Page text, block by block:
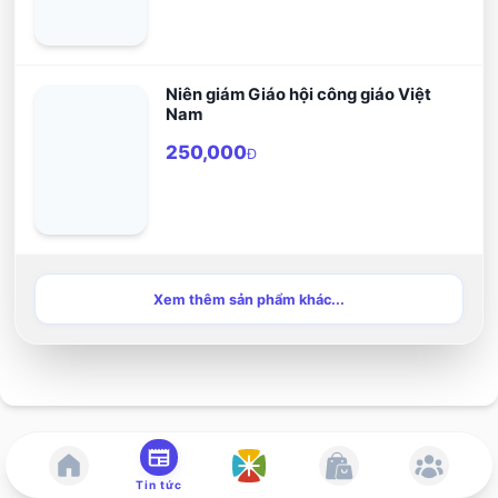
Niên giám Giáo hội công giáo Việt
Nam
250,000Đ
Xem thêm sản phẩm khác...
Tin tức